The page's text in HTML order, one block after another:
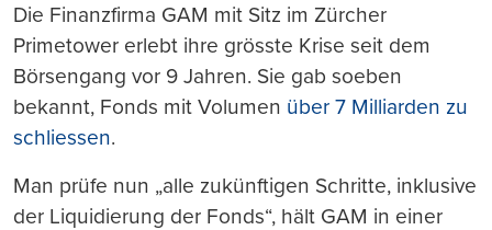
drucken
Die Finanzfirma GAM mit Sitz im Zürcher
Primetower erlebt ihre grösste Krise seit dem
Börsengang vor 9 Jahren. Sie gab soeben
bekannt, Fonds mit Volumen über 7 Milliarden zu
schliessen.
Man prüfe nun „alle zukünftigen Schritte, inklusive
der Liquidierung der Fonds“, hält GAM in einer